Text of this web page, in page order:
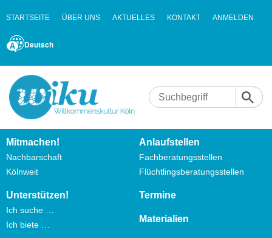
STARTSEITE ÜBER UNS AKTUELLES KONTAKT ANMELDEN
Deutsch
Mitmachen!
Nachbarschaft
Kölnweit
Anlaufstellen
Fachberatungsstellen
Flüchtlingsberatungsstellen
Unterstützen!
Ich suche …
Ich biete …
Termine
Materialien